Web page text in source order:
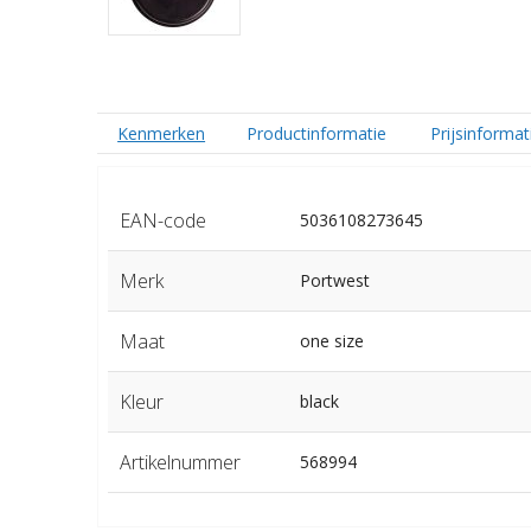
Kenmerken Productinformatie
EAN-code 5036108273645
Merk Portwest
Maat one size
Kleur black
Artikelnummer 568994